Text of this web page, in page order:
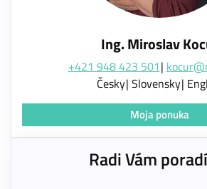
Ing. Miroslav
+421 948 423 501
Česky Slovensky
Moja ponuka
Radi Vám